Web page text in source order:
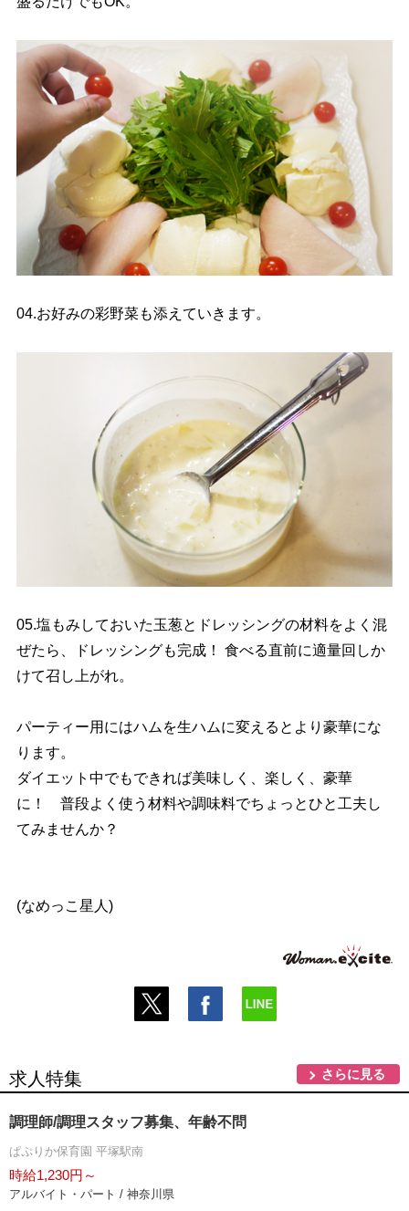
04.お好みの彩野菜も添えていきます。
05.塩もみしておいた玉葱とドレッシングの材料をよく混
ぜたら、ドレッシングも完成！ 食べる直前に適量回しか
けて召し上がれ。
パーティー用にはハムを生ハムに変えるとより豪華にな
ります。
ダイエット中でもできれば美味しく、楽しく、豪華
に！ 普段よく使う材料や調味料でちょっとひと工夫し
てみませんか？
(なめっこ星人)
求人特集 さらに見る
調理師/調理スタッフ募集、年齢不問
ぱぷりか保育園 平塚駅南
時給1,230円～
アルバイト・パート / 神奈川県